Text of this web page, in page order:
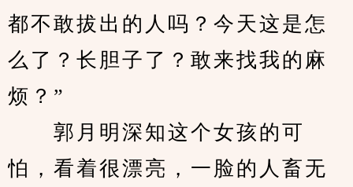
都不敢拔出的人吗？今天这是怎
么了？长胆子了？敢来找我的麻
烦？”
郭月明深知这个女孩的可
怕，看着很漂亮，一脸的人畜无